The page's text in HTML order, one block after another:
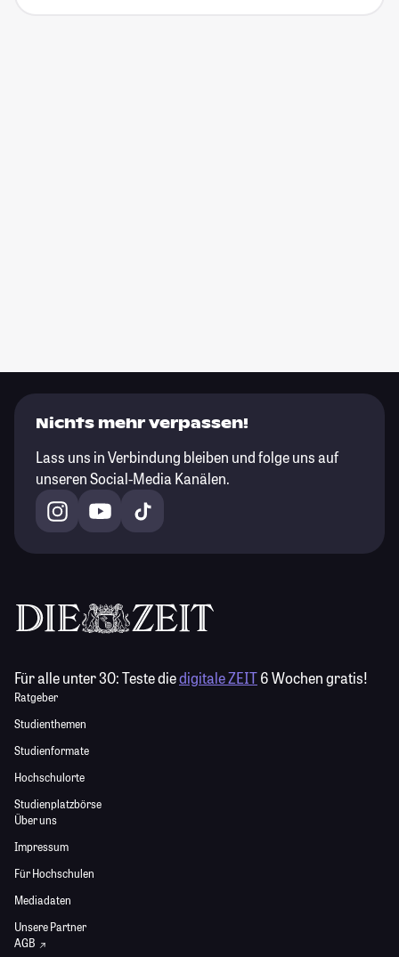
Nichts mehr verpassen!
Lass uns in Verbindung bleiben und folge uns auf
unseren Social-Media Kanälen.
Für alle unter 30:Teste diedigitale ZEIT6 Wochen gratis!
Ratgeber
Studienthemen
Studienformate
Hochschulorte
Studienplatzbörse
Über uns
Impressum
Für Hochschulen
Mediadaten
Unsere Partner
AGB